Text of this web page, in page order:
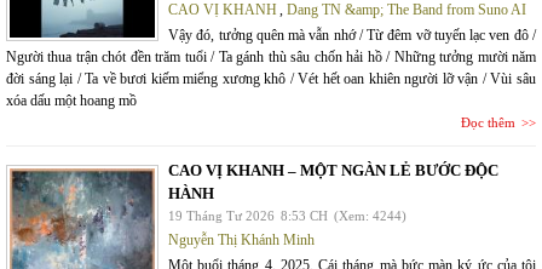
CAO VỊ KHANH, Dang TN &amp; The Band from Suno AI
Vậy đó, tưởng quên mà vẫn nhớ / Từ đêm vỡ tuyến lạc ven đô /
Người thua trận chót đền trăm tuổi / Ta gánh thù sâu chốn hải hồ / Những tưởng mười năm
đời sáng lại / Ta về bươi kiếm miểng xương khô / Vét hết oan khiên người lỡ vận / Vùi sâu
xóa dấu một hoang mồ
Đọc thêm
CAO VỊ KHANH – MỘT NGÀN LẺ BƯỚC ĐỘC
HÀNH
19 Tháng Tư 2026 8:53 CH (Xem: 4244)
Nguyễn Thị Khánh Minh